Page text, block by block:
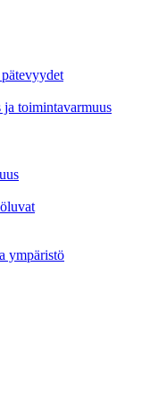
toimintavarmuus
ympäristö